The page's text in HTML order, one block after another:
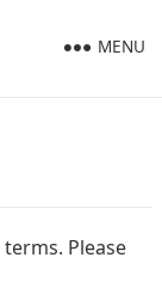
MENU
Please